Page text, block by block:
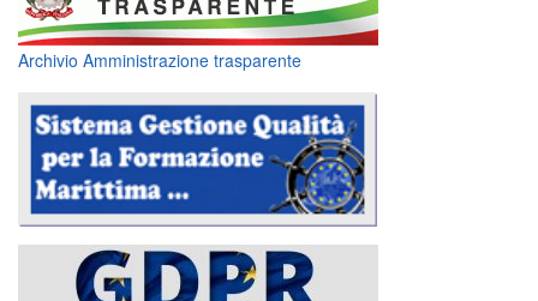
Archivio Amministrazione trasparente